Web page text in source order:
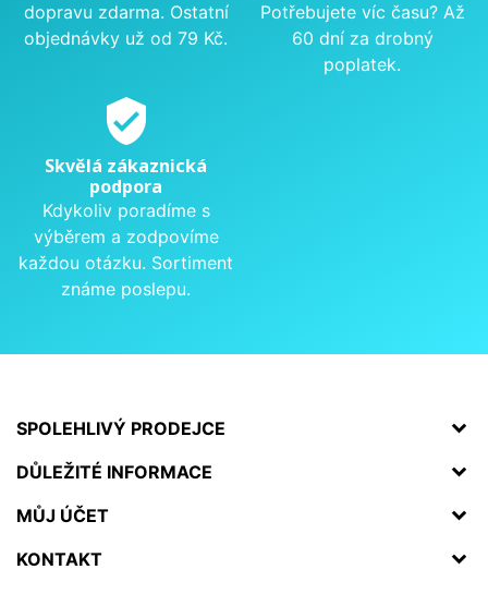
dopravu zdarma. Ostatní
objednávky už od 79 Kč.
Potřebujete víc času? Až
60 dní za drobný
poplatek.
verified_user
Skvělá zákaznická
podpora
Kdykoliv poradíme s
výběrem a zodpovíme
každou otázku. Sortiment
známe poslepu.
SPOLEHLIVÝ PRODEJCE
DŮLEŽITÉ INFORMACE
MŮJ ÚČET
KONTAKT